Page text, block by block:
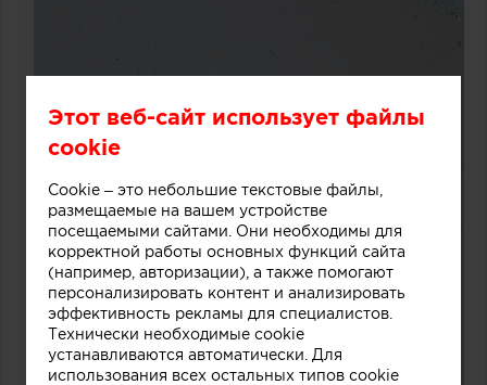
Этот веб-сайт использует файлы
cookie
Cookie – это небольшие текстовые файлы,
размещаемые на вашем устройстве
посещаемыми сайтами. Они необходимы для
корректной работы основных функций сайта
(например, авторизации), а также помогают
персонализировать контент и анализировать
эффективность рекламы для специалистов.
Технически необходимые cookie
устанавливаются автоматически. Для
использования всех остальных типов cookie